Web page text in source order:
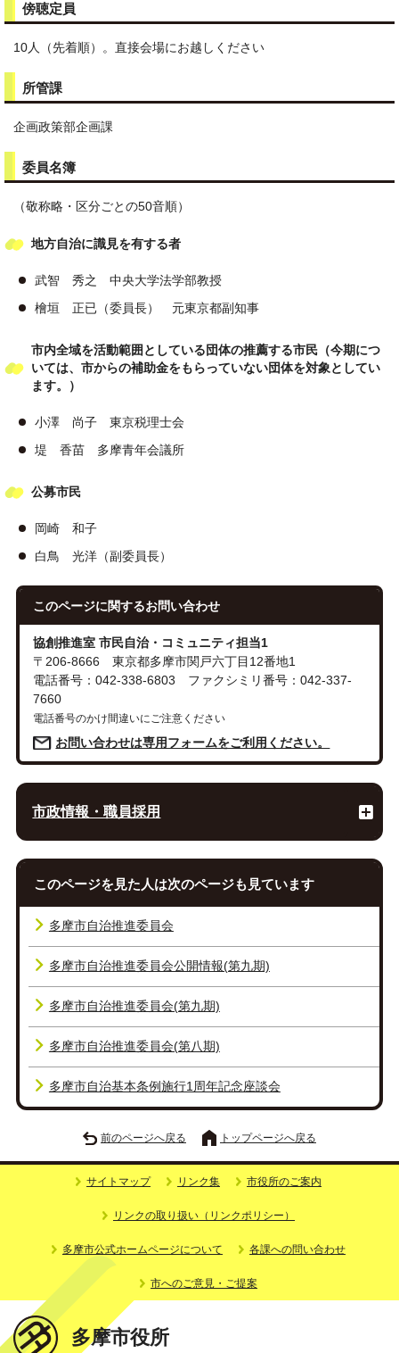
傍聴定員
10人（先着順）。直接会場にお越しください
所管課
企画政策部企画課
委員名簿
（敬称略・区分ごとの50音順）
地方自治に識見を有する者
武智 秀之 中央大学法学部教授
檜垣 正已（委員長） 元東京都副知事
市内全域を活動範囲としている団体の推薦する市民（今期につ
いては、市からの補助金をもらっていない団体を対象としてい
ます。）
小澤 尚子 東京税理士会
堤 香苗 多摩青年会議所
公募市民
岡崎 和子
白鳥 光洋（副委員長）
このページに関するお問い合わせ
協創推進室 市民自治・コミュニティ担当1
〒206-8666 東京都多摩市関戸六丁目12番地1
電話番号：042-338-6803 ファクシミリ番号：042-337-
7660
電話番号のかけ間違いにご注意ください
お問い合わせは専用フォームをご利用ください。
市政情報・職員採用
このページを見た人は次のページも見ています
多摩市自治推進委員会
多摩市自治推進委員会公開情報(第九期)
多摩市自治推進委員会(第九期)
多摩市自治推進委員会(第八期)
多摩市自治基本条例施行1周年記念座談会
前のページへ戻る トップページへ戻る
サイトマップ リンク集 市役所のご案内
リンクの取り扱い（リンクポリシー）
多摩市公式ホームページについて 各課への問い合わせ
市へのご意見・ご提案
多摩市役所